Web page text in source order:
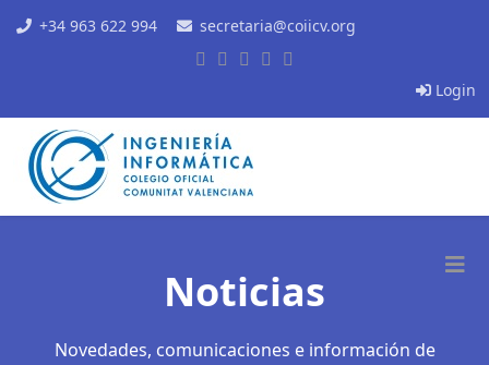
+34 963 622 994 secretaria@coiicv.org
Login
Noticias
Novedades, comunicaciones e información de